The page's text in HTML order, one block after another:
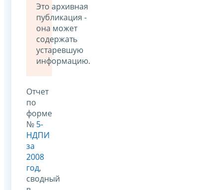
Это архивная
публикация -
она может
содержать
устаревшую
информацию.
Отчет
по
форме
№ 5-
НДПИ
за
2008
год,
сводный